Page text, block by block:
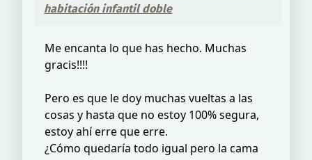
habitación infantil doble
Me encanta lo que has hecho. Muchas
gracis!!!!
Pero es que le doy muchas vueltas a las
cosas y hasta que no estoy 100% segura,
estoy ahí erre que erre.
¿Cómo quedaría todo igual pero la cama